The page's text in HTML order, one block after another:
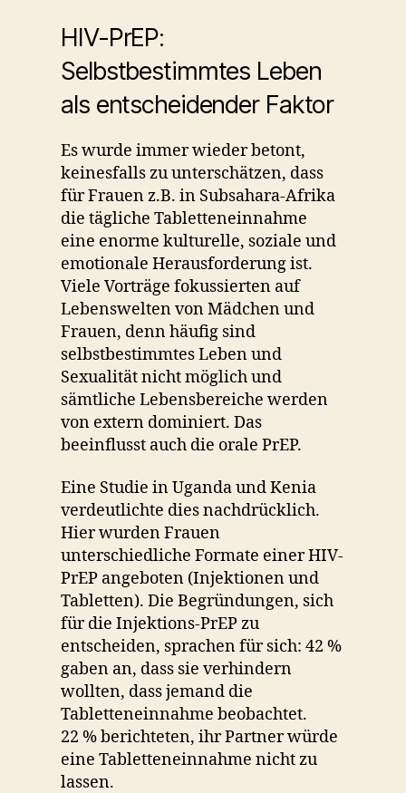
HIV-PrEP:
Selbstbestimmtes Leben
als entscheidender Faktor
Es wurde immer wieder betont,
keinesfalls zu unterschätzen, dass
für Frauen z.B. in Subsahara-Afrika
die tägliche Tabletteneinnahme
eine enorme kulturelle, soziale und
emotionale Herausforderung ist.
Viele Vorträge fokussierten auf
Lebenswelten von Mädchen und
Frauen, denn häufig sind
selbstbestimmtes Leben und
Sexualität nicht möglich und
sämtliche Lebensbereiche werden
von extern dominiert. Das
beeinflusst auch die orale PrEP.
Eine Studie in Uganda und Kenia
verdeutlichte dies nachdrücklich.
Hier wurden Frauen
unterschiedliche Formate einer HIV-
PrEP angeboten (Injektionen und
Tabletten). Die Begründungen, sich
für die Injektions-PrEP zu
entscheiden, sprachen für sich: 42 %
gaben an, dass sie verhindern
wollten, dass jemand die
Tabletteneinnahme beobachtet.
22 % berichteten, ihr Partner würde
eine Tabletteneinnahme nicht zu
lassen.